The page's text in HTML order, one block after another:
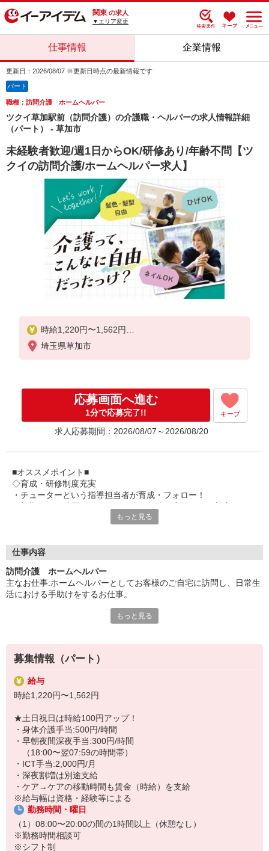
関東 の求人
▼エリア変更
仕事情報 企業情報
更新日：2026/08/07 ※更新日時点の最新情報です
パート
職種：訪問介護 ホームヘルパー
ツクイ草加駅前（訪問介護）の介護職・ヘルパーの求人情報詳細
（パート） - 草加市
未経験者歓迎/週1日からOK/研修あり/年齢不問【ツ
クイの訪問介護/ホームヘルパー求人】
時給1,220円〜1,562円
★土日祝日は時給100円アップ！
（18:00〜翌07:59の時間帯）
・ICT手当:2,000円/月
・深夜割増は別途支給
・ケア→ケアの移動時間も賃金（時給）を支給
※給与幅は資格・経験等による
埼玉県草加市
応募画面へ進む
1分で応募完了!! キープ
求人応募期間：2026/08/07～2026/08/20
■オススメポイント■
◇育成・研修制度充実
・チューターという指導担当者が育成・フォロー！
・キャリアアップ支援制度を活用して働きながら資格取得が可能
・ツクイ独自の福祉厚生制度でプライベートも充実
・子育て支援の福利厚生制度あり！子育てと仕事の両立を応援◎
・スタッフ何でも相談窓口やライフキャリア相談など、各相談窓
口あり
◇頑張った分、スタッフに還元！
・パートは特別手当の支給あり
もっと見る
仕事内容
訪問介護 ホームヘルパー
主なお仕事:ホームヘルパーとしてお客様のご自宅に訪問し、日常生
活における手助けをするお仕事。
※一人での業務に安心するまで同行研修あり
★＼サービス・職種の魅力／
自分のライフスタイルに合わせて、都合の良い時間に働くことがで
きます。自分のペースでキャリアを積むことも可能で資格をいか
のメリットです。不安がなくなるまで同行研修があり、必要時や困
ったときは、相談やアドバイスを受けることが可能です。
もっと見る
募集情報（パート）
給与
時給1,220円〜1,562円
★土日祝日は時給100円アップ！
・身体介護手当:500円/時間
・早朝夜間深夜手当:300円/時間
（18:00〜翌07:59の時間帯）
・ICT手当:2,000円/月
・深夜割増は別途支給
・ケア→ケアの移動時間も賃金（時給）を支給
※給与幅は資格・経験等による
勤務時間・曜日
（1）08:00〜20:00の間の1時間以上（休憩なし）
※勤務時間相談可
※シフト制